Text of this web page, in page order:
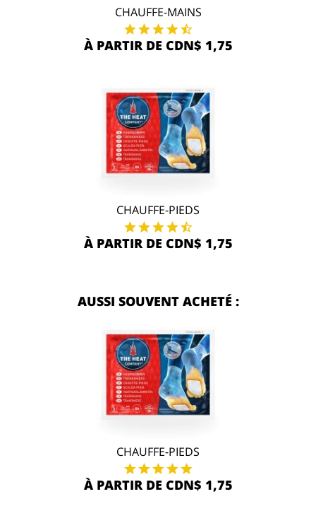
CHAUFFE-MAINS
À PARTIR DE CDN$ 1,75
CHAUFFE-PIEDS
À PARTIR DE CDN$ 1,75
AUSSI SOUVENT ACHETÉ :
CHAUFFE-PIEDS
À PARTIR DE CDN$ 1,75